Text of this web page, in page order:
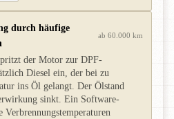
durch häufige
ab 60.000 km
der Motor zur DPF-
Diesel ein, der bei zu
ins Öl gelangt. Der Ölstand
sinkt. Ein Software-
Verbrennungstemperaturen